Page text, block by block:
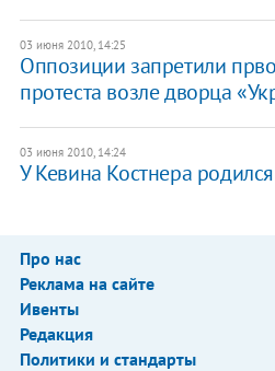
03 июня 2010, 14:25
Оппозиции запретили
протеста возле дворца
03 июня 2010, 14:24
У Кевина Костнера
Про нас
Реклама на сайте
Ивенты
Редакция
Политики и стандарты